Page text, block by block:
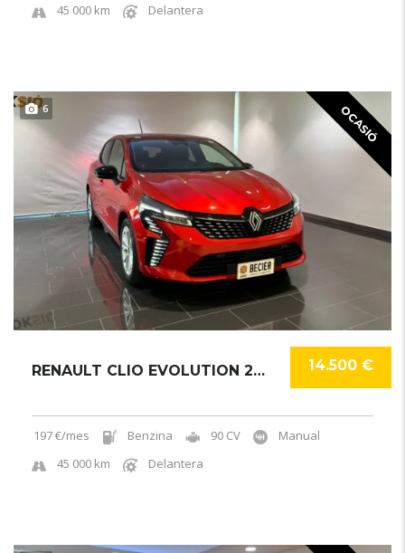
45 000 km
Delantera
OCASIÓ
6
14.500 €
RENAULT CLIO EVOLUTION 2024
197 €/mes Benzina 90 CV
Manual
45 000 km
Delantera